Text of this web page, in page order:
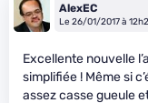
AlexEC
Le 26/01/2017 à
Excellente nouvelle
simplifiée ! Même si
assez casse gueule